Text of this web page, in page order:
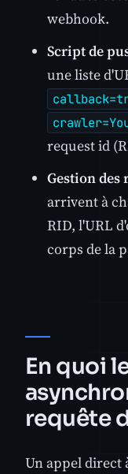
webhook.
Script de
une liste
request id
Gestion des
arrivent à
RID, l'URL
corps de la
En quoi
requête
Un appel direct